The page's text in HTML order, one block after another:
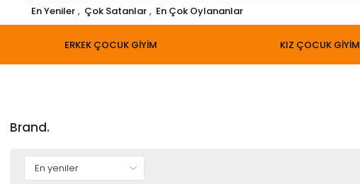
En Yeniler , Çok Satanlar , En Çok Oylananlar
ERKEK ÇOCUK GİYİM KIZ ÇOCUK GİYİM
Brand.